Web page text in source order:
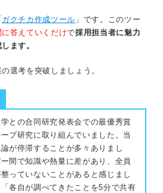
ガクチカ作成ツール 」です。このツー
答えていくだけで採用担当者に魅力
ます。
選考を突破しましょう。
との合同研究発表会での最優秀賞
プ研究に取り組んでいました。当
が停滞することが多々ありまし
間で知識や熱量に差があり、全員
っていないことがあると感じまし
各自が調べてきたことを5分で共有